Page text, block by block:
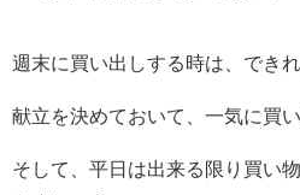
週末に買い出しする時は、でき
献立を決めておいて、一気に買
そして、平日は出来る限り買い